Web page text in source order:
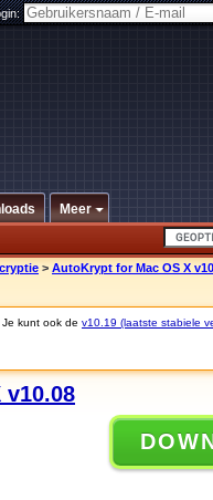
Meer
> AutoKrypt for Mac OS X
kunt ook de v10.19 (laatste stabiele